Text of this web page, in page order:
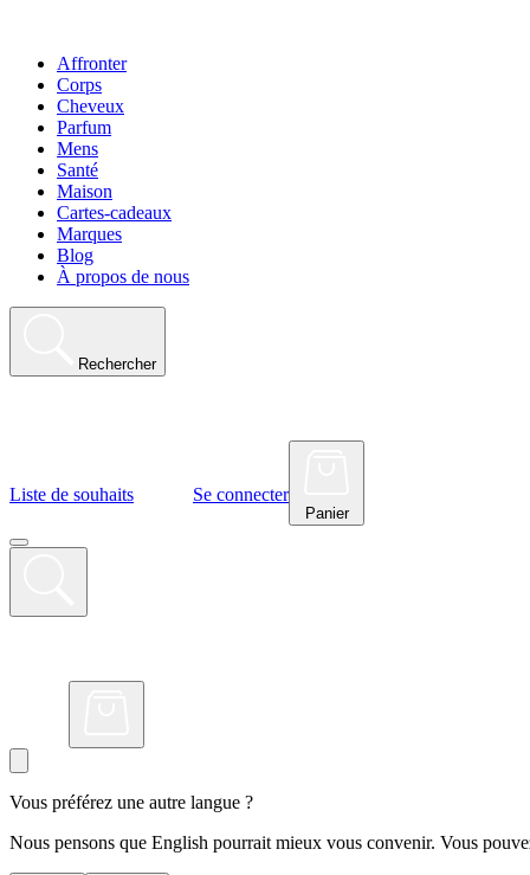
Affronter
Corps
Cheveux
Parfum
Mens
Santé
Maison
Cartes-cadeaux
Marques
Blog
À propos de nous
Rechercher
Liste de souhaits Se connecter
Panier
Vous préférez une autre langue ?
Nous pensons que English pourrait mieux vous convenir. Vous